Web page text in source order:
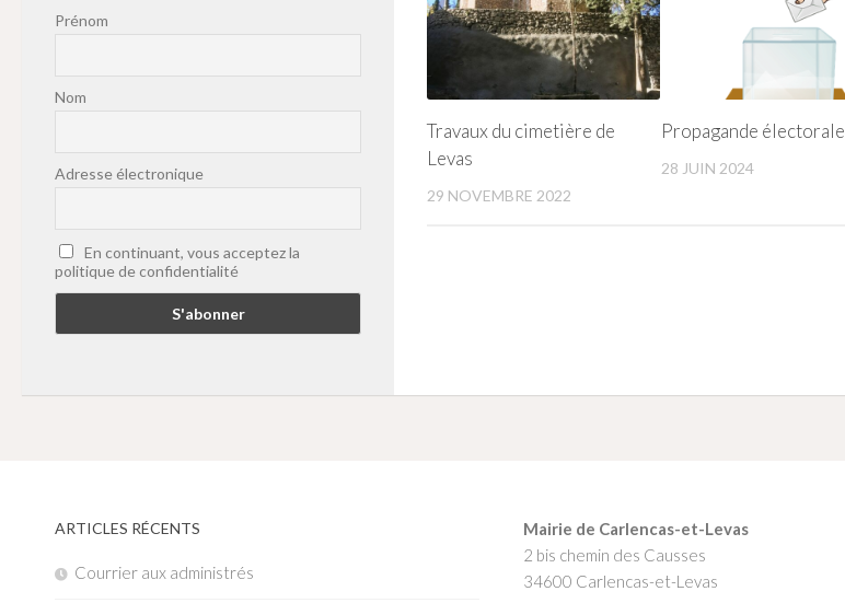
Travaux du cimetière de
Levas
29 NOVEMBRE 2022
Propagande électorale
28 JUIN 2024
Prénom
Nom
Adresse électronique
En continuant, vous acceptez la
politique de confidentialité
ARTICLES RÉCENTS
Courrier aux administrés
Mairie de Carlencas-et-Levas
2 bis chemin des Causses
34600 Carlencas-et-Levas